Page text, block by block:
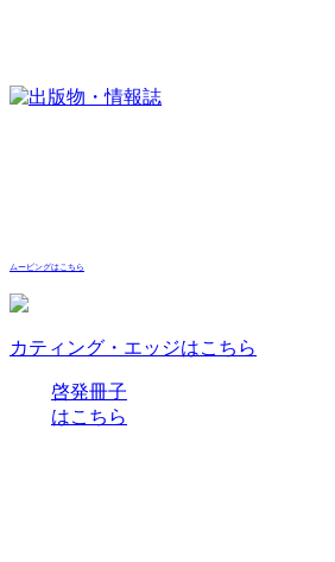
ムービングはこちら
カティング・エッジはこちら
啓発冊子
はこちら